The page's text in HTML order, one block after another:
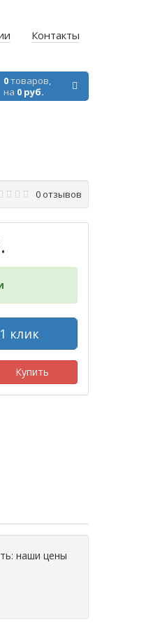
Контакты
0товаров,
на 0 руб.
0 отзывов
клик
Купить
наши цены